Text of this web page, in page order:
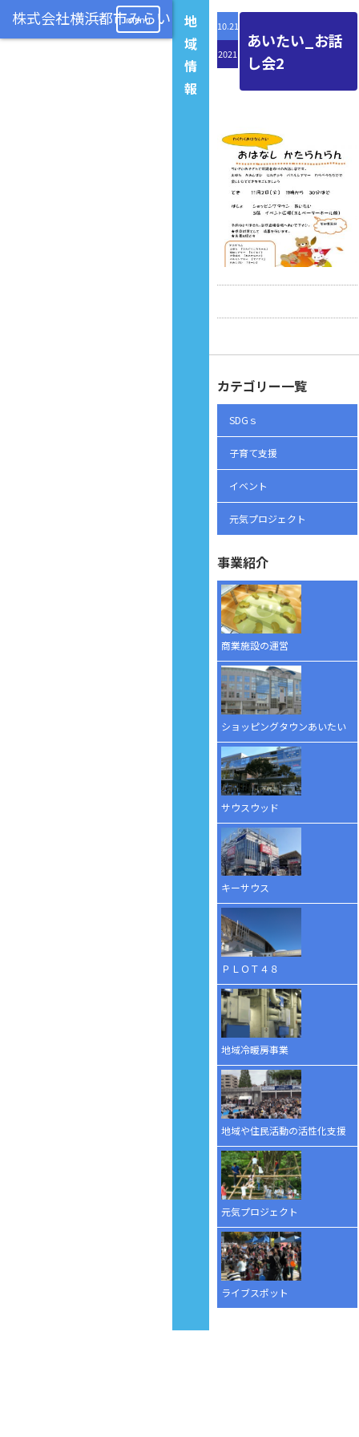
menu
地
域
情
報
10.21
2021
あいたい_お話
し会2
カテゴリー一覧
SDGｓ
子育て支援
イベント
元気プロジェクト
事業紹介
商業施設の運営
ショッピングタウンあいたい
サウスウッド
キーサウス
ＰＬＯＴ４８
地域冷暖房事業
地域や住民活動の活性化支援
元気プロジェクト
ライブスポット